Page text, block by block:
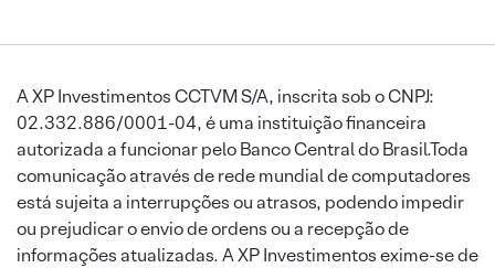
A XP Investimentos CCTVM S/A, inscrita sob o CNPJ:
02.332.886/0001-04, é uma instituição financeira
autorizada a funcionar pelo Banco Central do Brasil.Toda
comunicação através de rede mundial de computadores
está sujeita a interrupções ou atrasos, podendo impedir
ou prejudicar o envio de ordens ou a recepção de
informações atualizadas. A XP Investimentos exime-se de